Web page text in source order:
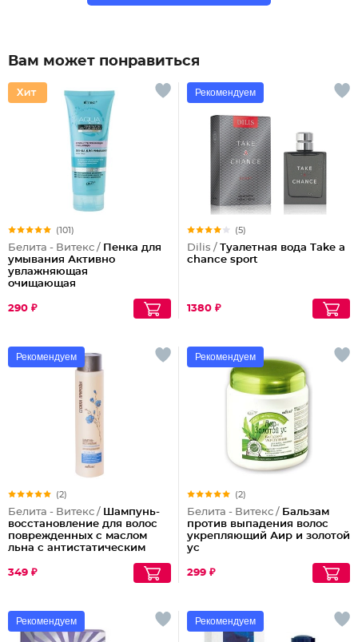
Вам может понравиться
(101)
Белита - Витекс / Пенка для
умывания Активно
увлажняющая
очищающая
290 ₽
Рекомендуем
(5)
Dilis / Туалетная вода Take a
chance sport
1380 ₽
Рекомендуем
(2)
Белита - Витекс / Шампунь-
восстановление для волос
поврежденных с маслом
льна с антистатическим
349 ₽
Рекомендуем
(2)
Белита - Витекс / Бальзам
против выпадения волос
укрепляющий Аир и золотой
ус
299 ₽
Рекомендуем Рекомендуем